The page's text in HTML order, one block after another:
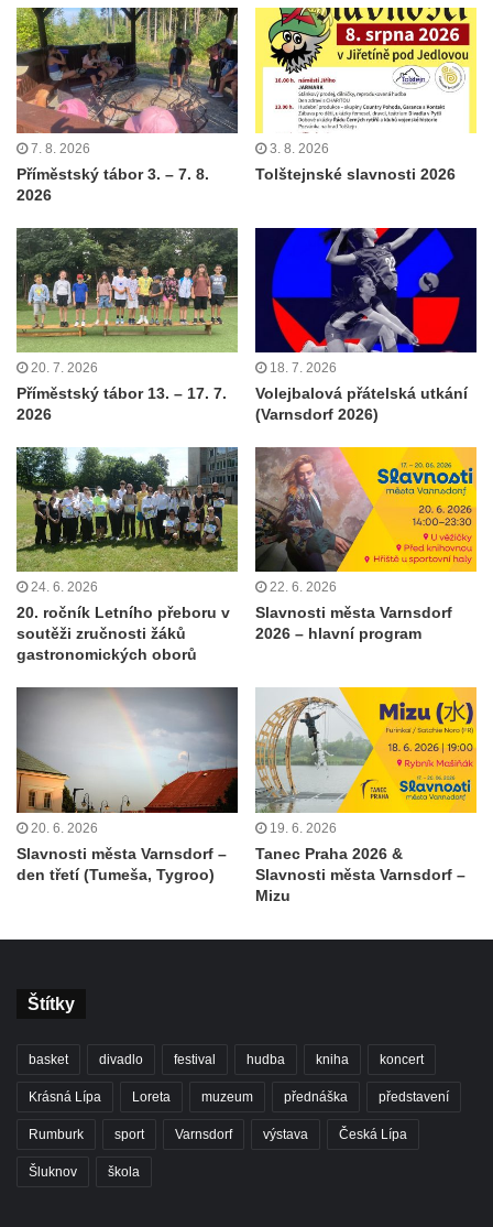
7. 8. 2026
Příměstský tábor 3. – 7. 8.
2026
3. 8. 2026
Tolštejnské slavnosti 2026
20. 7. 2026
Příměstský tábor 13. – 17. 7.
2026
18. 7. 2026
Volejbalová přátelská utkání
(Varnsdorf 2026)
24. 6. 2026
20. ročník Letního přeboru v
soutěži zručnosti žáků
gastronomických oborů
22. 6. 2026
Slavnosti města Varnsdorf
2026 – hlavní program
20. 6. 2026
Slavnosti města Varnsdorf –
den třetí (Tumeša, Tygroo)
19. 6. 2026
Tanec Praha 2026 &
Slavnosti města Varnsdorf –
Mizu
Štítky
basket divadlo festival hudba kniha koncert
Krásná Lípa Loreta muzeum přednáška představení
Rumburk sport Varnsdorf výstava Česká Lípa
Šluknov škola